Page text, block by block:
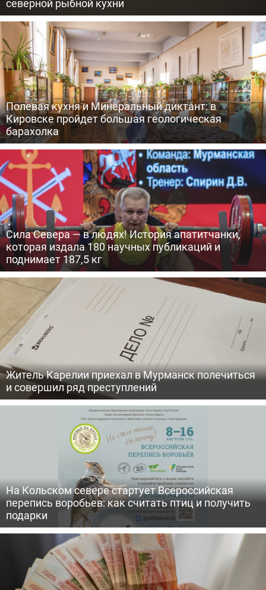
северной рыбной кухни
Полевая кухня и Минеральный диктант: в
Кировске пройдет большая геологическая
барахолка
Сила Севера — в людях! История апатитчанки,
которая издала 180 научных публикаций и
поднимает 187,5 кг
Житель Карелии приехал в Мурманск полечиться
и совершил ряд преступлений
На Кольском севере стартует Всероссийская
перепись воробьев: как считать птиц и получить
подарки